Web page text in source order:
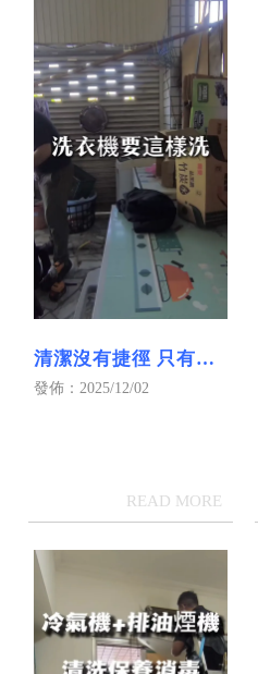
清潔沒有捷徑 只有淨
全力｜屏東洗衣機清
發佈：2025/12/02